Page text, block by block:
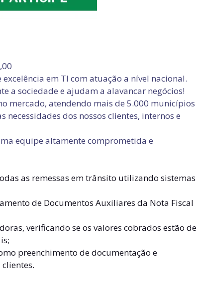
em TI com atuação a nível nacional.
a sociedade e ajudam a alavancar negócios!
mercado, atendendo mais de 5.000 municípios
necessidades dos nossos clientes, internos e
equipe altamente comprometida e
as remessas em trânsito utilizando sistemas
de Documentos Auxiliares da Nota Fiscal
verificando se os valores cobrados estão de
preenchimento de documentação e